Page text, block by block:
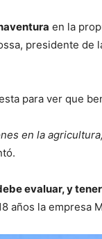
en la
presidente de
para ver que
en la
evaluar, y
años la empresa